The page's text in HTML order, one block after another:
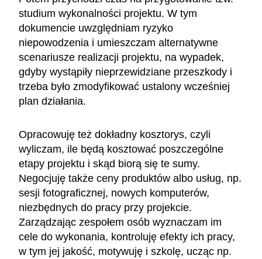
studium wykonalności projektu. W tym
dokumencie uwzględniam ryzyko
niepowodzenia i umieszczam alternatywne
scenariusze realizacji projektu, na wypadek,
gdyby wystąpiły nieprzewidziane przeszkody i
trzeba było zmodyfikować ustalony wcześniej
plan działania.
Opracowuję też dokładny kosztorys, czyli
wyliczam, ile będą kosztować poszczególne
etapy projektu i skąd biorą się te sumy.
Negocjuję także ceny produktów albo usług, np.
sesji fotograficznej, nowych komputerów,
niezbędnych do pracy przy projekcie.
Zarządzając zespołem osób wyznaczam im
cele do wykonania, kontroluję efekty ich pracy,
w tym jej jakość, motywuję i szkolę, ucząc np.